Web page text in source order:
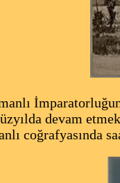
devam
coğrafyasında